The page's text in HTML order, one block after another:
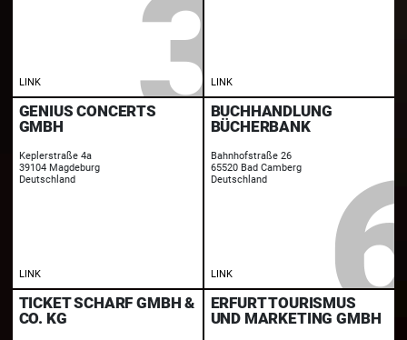
LINK LINK
GENIUS CONCERTS
GMBH
Keplerstraße 4a
39104 Magdeburg
Deutschland
LINK
BUCHHANDLUNG
BÜCHERBANK
Bahnhofstraße 26
65520 Bad Camberg
Deutschland
LINK
TICKET SCHARF GMBH &
CO. KG
ERFURT TOURISMUS
UND MARKETING GMBH